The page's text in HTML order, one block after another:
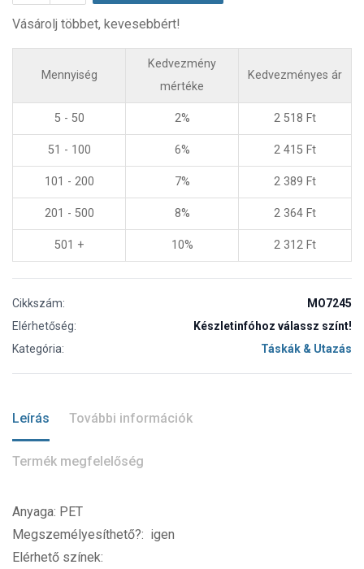
Vásárolj többet, kevesebbért!
Mennyiség
Kedvezmény
mértéke
Kedvezményes ár
5 - 50 2% 2 518 Ft
51 - 100 6% 2 415 Ft
101 - 200 7% 2 389 Ft
201 - 500 8% 2 364 Ft
501 + 10% 2 312 Ft
Cikkszám:
MO7245
Elérhetőség:
Készletinfóhoz válassz színt!
Kategória:
Táskák & Utazás
Leírás További információk
Termék megfelelőség
Anyaga: PET
Megszemélyesíthető?: igen
Elérhető színek: